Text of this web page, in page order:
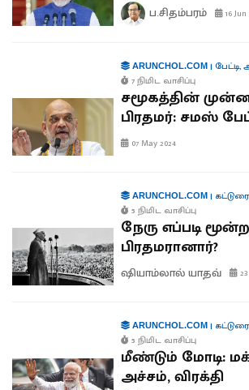
ப.சிதம்பரம் 16 Jun
ARUNCHOL.COM| பேட்டி,
7 நிமிட வாசிப்பு
சமூகத்தின்
பிரதமர்: சமஸ்
07 May 2024
ARUNCHOL.COM| கட்டுரை
5 நிமிட வாசிப்பு
நேரு எப்படி
பிரதமரானார்?
ஷியாம்லால் யாதவ் 23
ARUNCHOL.COM| கட்டுரை
5 நிமிட வாசிப்பு
மீண்டும் மோடி:
அச்சம், விரக்தி